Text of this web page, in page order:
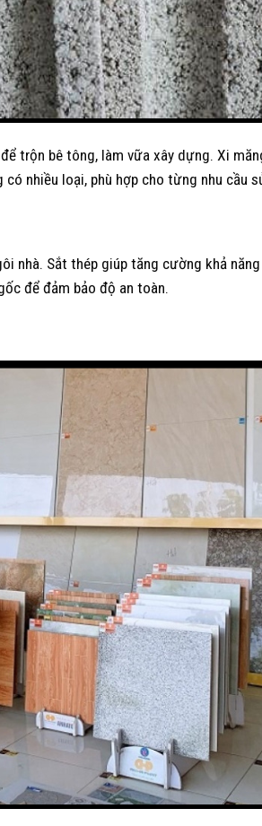
trộn bê tông, làm vữa xây dựng. Xi
nhiều loại, phù hợp cho từng nhu cầu
nhà. Sắt thép giúp tăng cường khả
để đảm bảo độ an toàn.